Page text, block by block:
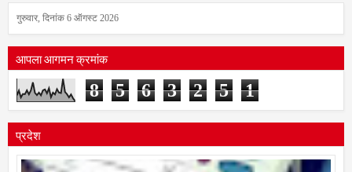
गुरुवार, दिनांक 6 ऑगस्ट 2026
आपला आगमन क्रमांक
8 5 6 3 2 5 1
प्रदेश